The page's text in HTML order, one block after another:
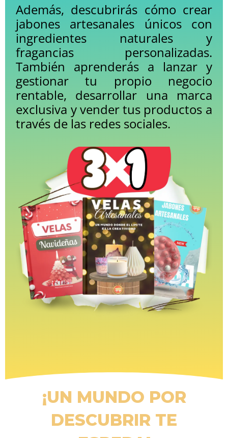
Además, descubrirás cómo crear
jabones artesanales únicos con
ingredientes naturales y
fragancias personalizadas.
También aprenderás a lanzar y
gestionar tu propio negocio
rentable, desarrollar una marca
exclusiva y vender tus productos a
través de las redes sociales.
¡UN MUNDO POR
DESCUBRIR TE